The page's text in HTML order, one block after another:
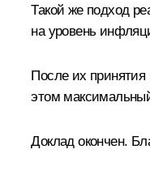
Такой же подход
на уровень
После их
этом
Доклад окончен.